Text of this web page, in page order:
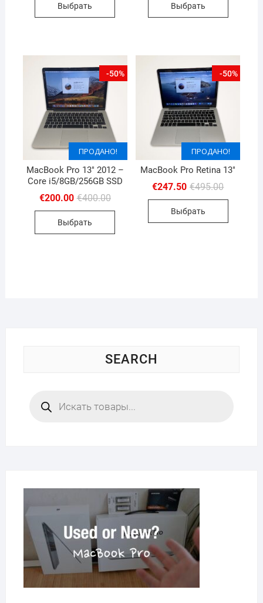
Выбрать Выбрать
-50%
ПРОДАНО!
MacBook Pro 13″ 2012 –
Core i5/8GB/256GB SSD
€400.00Первоначальная
составляла
€200.00
Текущая
€200.00.
Выбрать
-50%
ПРОДАНО!
MacBook Pro Retina 13″
€495.00
€247.50
Текущая
€247.50.
Выбрать
SEARCH
товаров